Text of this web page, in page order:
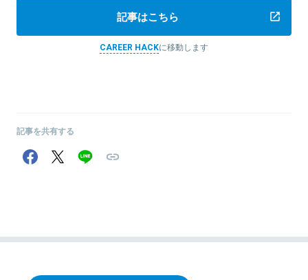
記事はこちら
CAREER HACKに移動します
記事を共有する